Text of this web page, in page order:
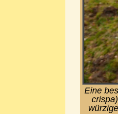
Eine